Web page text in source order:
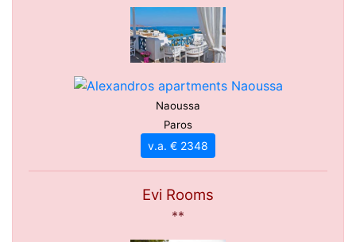
Naoussa
Paros
v.a. € 2348
Evi Rooms
**